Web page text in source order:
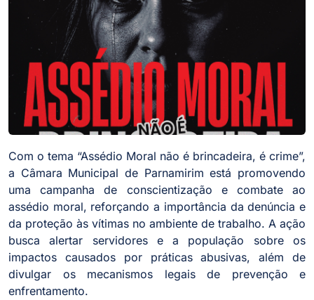
Com o tema “Assédio Moral não é brincadeira, é crime”,
a Câmara Municipal de Parnamirim está promovendo
uma campanha de conscientização e combate ao
assédio moral, reforçando a importância da denúncia e
da proteção às vítimas no ambiente de trabalho. A ação
busca alertar servidores e a população sobre os
impactos causados por práticas abusivas, além de
divulgar os mecanismos legais de prevenção e
enfrentamento.